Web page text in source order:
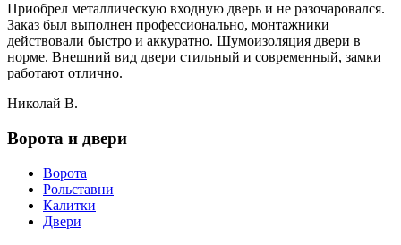
Приобрел металлическую входную дверь и не разочаровался.
Заказ был выполнен профессионально, монтажники
действовали быстро и аккуратно. Шумоизоляция двери в
норме. Внешний вид двери стильный и современный, замки
работают отлично.
Николай В.
Ворота и двери
Ворота
Рольставни
Калитки
Двери